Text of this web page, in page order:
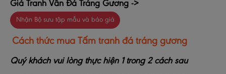
Giá Tranh Vân Đá Tráng Gương ->
Nhận Bộ sưu tập mẫu và báo giá
Cách thức mua Tấm tranh đá tráng gương
Quý khách vui lòng thực hiện 1 trong 2 cách sau